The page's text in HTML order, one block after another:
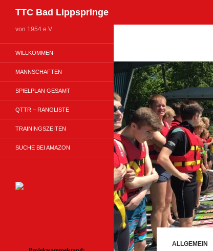
Zum
Inhalt
springen
TTC Bad Lippspringe
ALLGEMEIN
von 1954 e.V.
WILLKOMMEN
MANNSCHAFTEN
SPIELPLAN GESAMT
QTTR – RANGLISTE
TRAININGSZEITEN
SUCHE BEI AMAZON